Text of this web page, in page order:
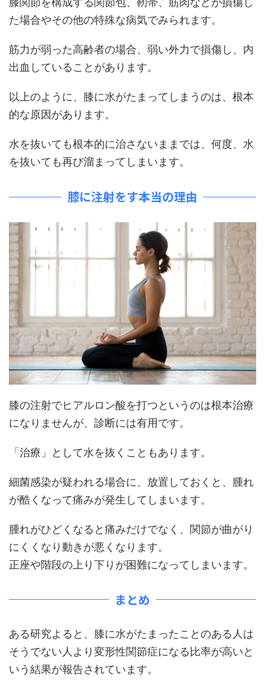
た場合やその他の特殊な病気でみられます。
筋力が弱った高齢者の場合、弱い外力で損傷し、内
出血していることがあります。
以上のように、膝に水がたまってしまうのは、根本
的な原因があります。
水を抜いても根本的に治さないままでは、何度、水
を抜いても再び溜まってしまいます。
膝に注射をす本当の理由
膝の注射でヒアルロン酸を打つというのは根本治療
になりませんが、診断には有用です。
「治療」として水を抜くこともあります。
細菌感染が疑われる場合に、放置しておくと、腫れ
が酷くなって痛みが発生してしまいます。
腫れがひどくなると痛みだけでなく、関節が曲がり
にくくなり動きが悪くなります。
正座や階段の上り下りが困難になってしまいます。
まとめ
ある研究よると、膝に水がたまったことのある人は
そうでない人より変形性関節症になる比率が高いと
いう結果が報告されています。